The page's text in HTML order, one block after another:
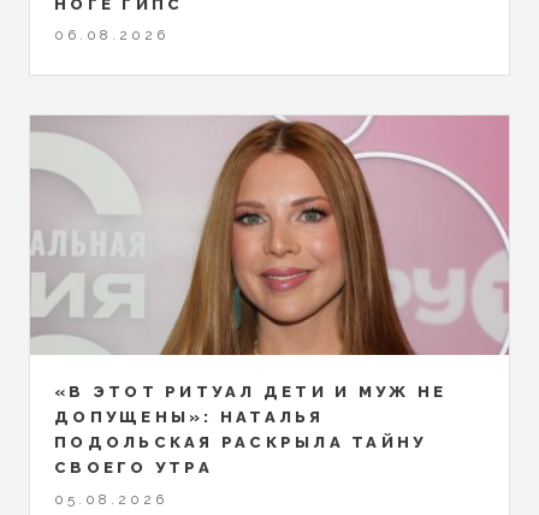
НОГЕ ГИПС
06.08.2026
«В ЭТОТ РИТУАЛ ДЕТИ И МУЖ НЕ
ДОПУЩЕНЫ»: НАТАЛЬЯ
ПОДОЛЬСКАЯ РАСКРЫЛА ТАЙНУ
СВОЕГО УТРА
05.08.2026